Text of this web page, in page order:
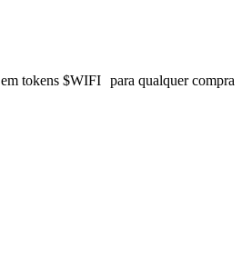
em tokens $WIFI para qualquer compra